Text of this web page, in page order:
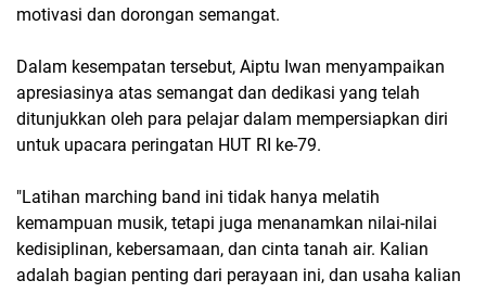
motivasi dan dorongan semangat.
Dalam kesempatan tersebut, Aiptu Iwan menyampaikan
apresiasinya atas semangat dan dedikasi yang telah
ditunjukkan oleh para pelajar dalam mempersiapkan diri
untuk upacara peringatan HUT RI ke-79.
"Latihan marching band ini tidak hanya melatih
kemampuan musik, tetapi juga menanamkan nilai-nilai
kedisiplinan, kebersamaan, dan cinta tanah air. Kalian
adalah bagian penting dari perayaan ini, dan usaha kalian